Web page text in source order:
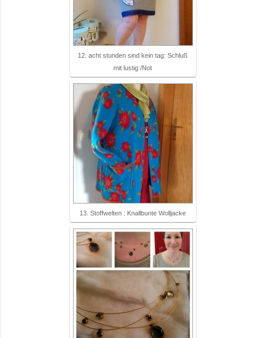
12. acht stunden sind kein tag: Schluß
mit lustig /Not
13. Stoffwelten : Knallbunte Wolljacke